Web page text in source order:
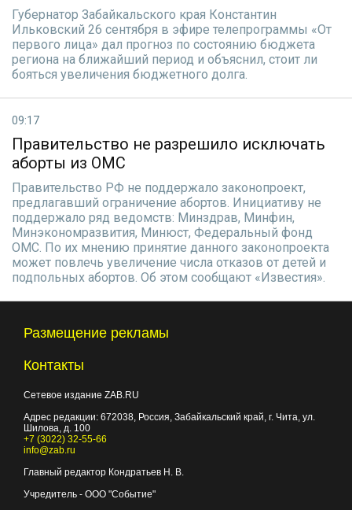
Губернатор Забайкальского края Константин
Ильковский 26 сентября в эфире телепрограммы «От
первого лица» дал прогноз по состоянию бюджета
региона на ближайший период и объяснил, стоит ли
бояться увеличения бюджетного долга.
09:17
Правительство не разрешило исключать
аборты из ОМС
Правительство РФ не поддержало законопроект,
предлагавший ограничение абортов. Инициативу не
поддержало ряд ведомств: Минздрав, Минфин,
Минэкономразвития, Минюст, Федеральный фонд
ОМС. По их мнению принятие данного законопроекта
может повлечь увеличение числа отказов от детей и
подпольных абортов. Об этом сообщают «Известия».
Размещение рекламы
Контакты
Сетевое издание ZAB.RU
Адрес редакции: 672038, Россия, Забайкальский край, г. Чита, ул.
Шилова, д. 100
+7 (3022) 32-55-66
info@zab.ru
Главный редактор Кондратьев Н. В.
Учредитель - ООО "Событие"